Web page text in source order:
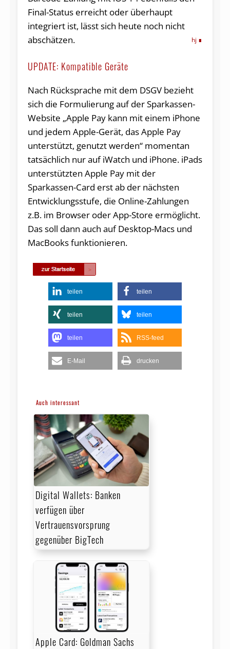
Final-Status erreicht oder überhaupt
integriert ist, lässt sich heute noch nicht
abschätzen.
hj
UPDATE: Kompatible Geräte
Nach Rücksprache mit dem DSGV bezieht
sich die Formulierung auf der Sparkassen-
Website „Apple Pay kann mit einem iPhone
und jedem Apple-Gerät, das Apple Pay
unterstützt, genutzt werden“ momentan
tatsächlich nur auf iWatch und iPhone. iPads
unterstützten Apple Pay mit der
Sparkassen-Card erst ab der nächsten
Entwicklungsstufe, die Online-Zahlungen
z.B. im Browser oder App-Store ermöglicht.
Das soll dann auch auf Desktop-Macs und
MacBooks funktionieren.
teilen teilen
teilen teilen
teilen RSS-feed
E-Mail drucken
Auch interessant
Digital Wallets: Banken
verfügen über
Vertrauensvorsprung
gegenüber BigTech
Apple Card: Goldman Sachs